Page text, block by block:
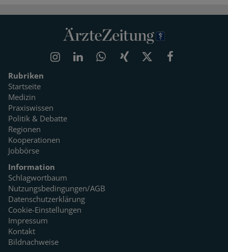
Rubriken
Startseite
Medizin
Praxiswissen
Politik & Debatte
Regionen
Kooperationen
Jobbörse
Information
Schlagwortbaum
Nutzungsbedingungen/AGB
Datenschutzerklärung
Cookie-Einstellungen
Impressum
Kontakt
Bildnachweise